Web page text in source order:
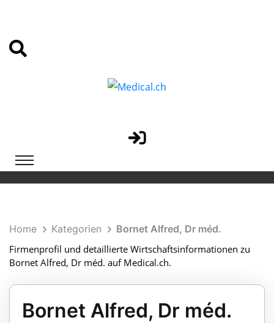
Home Kategorien
Bornet Alfred, Dr méd.
Firmenprofil und detaillierte Wirtschaftsinformationen zu
Bornet Alfred, Dr méd. auf Medical.ch.
Bornet Alfred, Dr méd.